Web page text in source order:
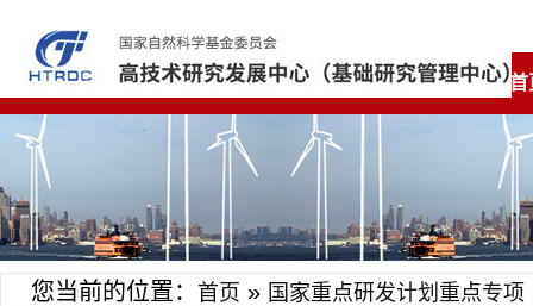
首
您当前的位置： 首页 » 国家重点研发计划重点专项